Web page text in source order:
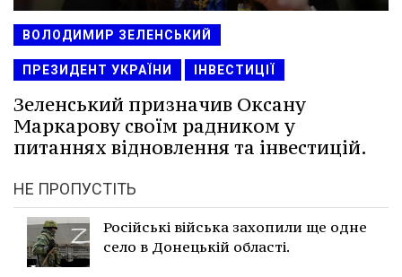
ВОЛОДИМИР ЗЕЛЕНСЬКИЙ
ПРЕЗИДЕНТ УКРАЇНИ ІНВЕСТИЦІЇ
Зеленський призначив Оксану
Маркарову своїм радником у
питаннях відновлення та інвестицій.
НЕ ПРОПУСТІТЬ
Російські війська захопили ще одне
село в Донецькій області.